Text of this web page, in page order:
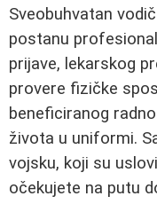
Sveobuhvatan
postanu
prijave, lekarskog
provere fizičke
beneficiranog
života u uniformi.
vojsku, koji su
očekujete na putu